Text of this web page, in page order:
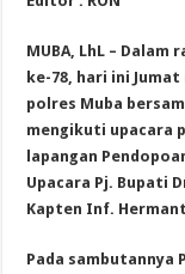
MUBA, LhL –
ke-78, hari ini Jumat
polres Muba
mengikuti upacara
lapangan
Upacara Pj. Bupati
Kapten Inf.
Pada sambutannya